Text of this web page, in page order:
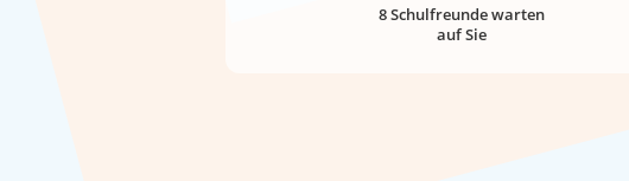
8 Schulfreunde warten
auf Sie